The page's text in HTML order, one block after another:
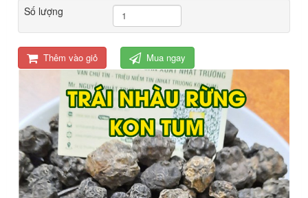
Số lượng
Thêm vào giỏ Mua ngay